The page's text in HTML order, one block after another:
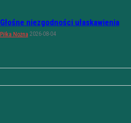
Głośne niezgodności ułaskawienia
Piłka Nożna 2026-08-04